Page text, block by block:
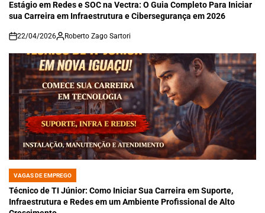
IN
Estágio em Redes e SOC na Vectra: O Guia Completo Para Iniciar
sua Carreira em Infraestrutura e Cibersegurança em 2026
on
22/04/2026 Roberto Zago Sartori
POSTED
IN
VAGAS DE EMPREGO
Técnico de TI Júnior: Como Iniciar Sua Carreira em Suporte,
Infraestrutura e Redes em um Ambiente Profissional de Alto